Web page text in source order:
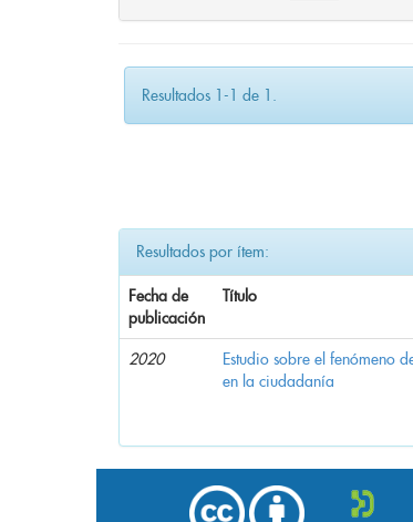
Resultados 1-1 de 1.
Resultados por ítem:
Fecha de
publicación
Título
2020
Estudio sobre el fenómeno
en la ciudadanía